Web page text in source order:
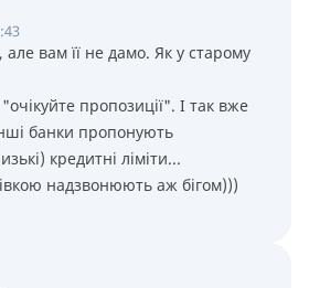
вам її не дамо. Як у старому
пропозиції". І так вже
банки пропонують
кредитні ліміти...
надзвонюють аж бігом)))